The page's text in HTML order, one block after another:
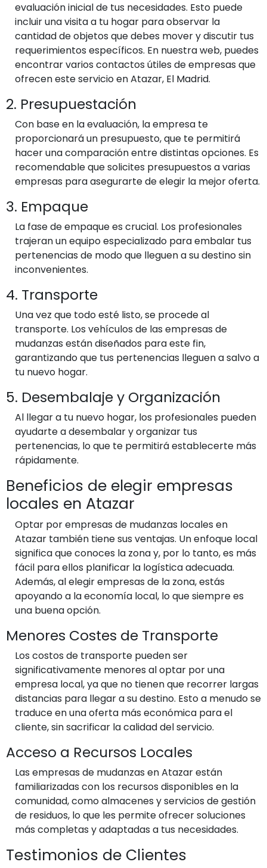
evaluación inicial de tus necesidades. Esto puede
incluir una visita a tu hogar para observar la
cantidad de objetos que debes mover y discutir tus
requerimientos específicos. En nuestra web, puedes
encontrar varios contactos útiles de empresas que
ofrecen este servicio en Atazar, El Madrid.
2. Presupuestación
Con base en la evaluación, la empresa te
proporcionará un presupuesto, que te permitirá
hacer una comparación entre distintas opciones. Es
recomendable que solicites presupuestos a varias
empresas para asegurarte de elegir la mejor oferta.
3. Empaque
La fase de empaque es crucial. Los profesionales
trajeran un equipo especializado para embalar tus
pertenencias de modo que lleguen a su destino sin
inconvenientes.
4. Transporte
Una vez que todo esté listo, se procede al
transporte. Los vehículos de las empresas de
mudanzas están diseñados para este fin,
garantizando que tus pertenencias lleguen a salvo a
tu nuevo hogar.
5. Desembalaje y Organización
Al llegar a tu nuevo hogar, los profesionales pueden
ayudarte a desembalar y organizar tus
pertenencias, lo que te permitirá establecerte más
rápidamente.
Beneficios de elegir empresas
locales en Atazar
Optar por empresas de mudanzas locales en
Atazar también tiene sus ventajas. Un enfoque local
significa que conoces la zona y, por lo tanto, es más
fácil para ellos planificar la logística adecuada.
Además, al elegir empresas de la zona, estás
apoyando a la economía local, lo que siempre es
una buena opción.
Menores Costes de Transporte
Los costos de transporte pueden ser
significativamente menores al optar por una
empresa local, ya que no tienen que recorrer largas
distancias para llegar a su destino. Esto a menudo se
traduce en una oferta más económica para el
cliente, sin sacrificar la calidad del servicio.
Acceso a Recursos Locales
Las empresas de mudanzas en Atazar están
familiarizadas con los recursos disponibles en la
comunidad, como almacenes y servicios de gestión
de residuos, lo que les permite ofrecer soluciones
más completas y adaptadas a tus necesidades.
Testimonios de Clientes